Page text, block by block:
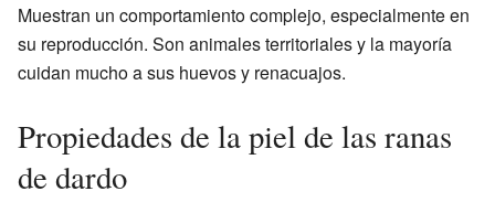
Muestran un comportamiento complejo, especialmente en
su reproducción. Son animales territoriales y la mayoría
cuidan mucho a sus huevos y renacuajos.
Propiedades de la piel de las ranas
de dardo